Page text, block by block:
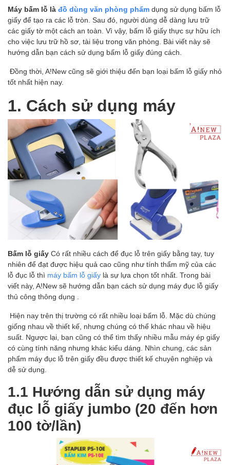
Máy bấm lỗ là đồ dùng văn phòng phẩm dụng sử dụng bấm lỗ
giấy để tạo ra các lỗ tròn. Sau đó, người dùng dễ dàng lưu trữ
các giấy tờ một cách an toàn. Vì vậy, bấm lỗ giấy thực sự hữu ích
cho việc lưu trữ hồ sơ, tài liệu trong văn phòng. Bài viết này sẽ
hướng dẫn bạn cách sử dụng bấm lỗ giấy đúng cách.
Đồng thời, A!New cũng sẽ giới thiệu đến bạn loại bấm lỗ giấy nhỏ
tốt nhất hiện nay.
1. Cách sử dụng máy
Bấm lỗ giấy Có rất nhiều cách để đục lỗ trên giấy bằng tay, tuy
nhiên để đạt được hiệu quả cao cũng như tính thẩm mỹ của các
lỗ đục lỗ thì máy bấm lỗ giấy là sự lựa chọn tốt nhất. Trong bài
viết này, A!New sẽ hướng dẫn bạn cách sử dụng máy đục lỗ giấy
thủ công thông dụng .
Hiện nay trên thị trường có rất nhiều loại bấm lỗ. Mặc dù chúng
giống nhau về thiết kế, nhưng chúng có thể khác nhau về hiệu
suất. Ngược lại, bạn cũng có thể tìm thấy nhiều mẫu máy ép giấy
có cùng tính năng nhưng khác kiểu dáng. Nhìn chung, các sản
phẩm máy đục lỗ trên giấy đều được thiết kế chuyên nghiệp và
dễ sử dụng.
1.1 Hướng dẫn sử dụng máy
đục lỗ giấy jumbo (20 đến hơn
100 tờ/lần)